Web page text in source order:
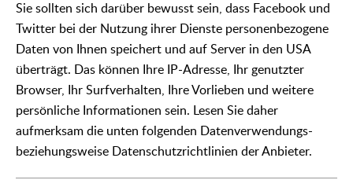
Sie sollten sich darüber bewusst sein, dass Facebook und
Twitter bei der Nutzung ihrer Dienste personenbezogene
Daten von Ihnen speichert und auf Server in den USA
überträgt. Das können Ihre IP-Adresse, Ihr genutzter
Browser, Ihr Surfverhalten, Ihre Vorlieben und weitere
persönliche Informationen sein. Lesen Sie daher
aufmerksam die unten folgenden Datenverwendungs-
beziehungsweise Datenschutzrichtlinien der Anbieter.